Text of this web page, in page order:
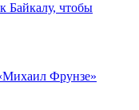
Байкалу, чтобы
Фрунзе»